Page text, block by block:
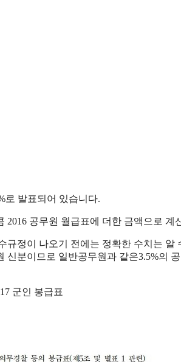
로 발표되어 있습니다.
2016 공무원 월급표에 더한 금액으로 계
규정이 나오기 전에는 정확한 수치는 알
신분이므로 일반공무원과 같은3.5%의
군인 봉급표